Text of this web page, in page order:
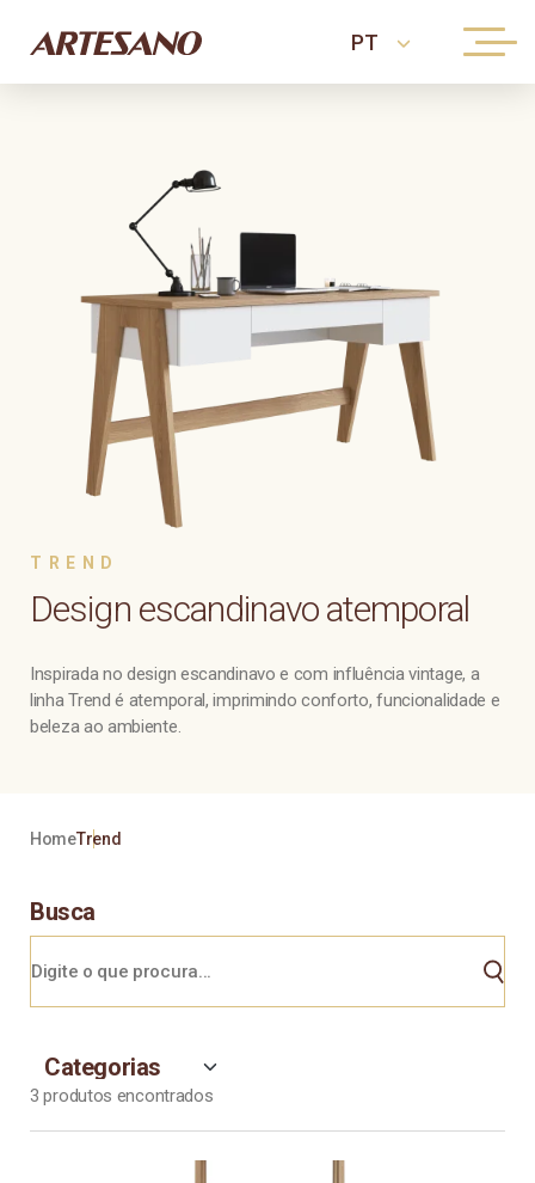
TREND
Design escandinavo atemporal
Inspirada no design escandinavo e com influência vintage, a
linha Trend é atemporal, imprimindo conforto, funcionalidade e
beleza ao ambiente.
HomeTrend
Busca
3 produtos encontrados